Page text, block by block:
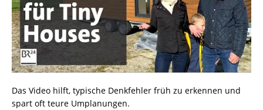
Das Video hilft, typische Denkfehler früh zu erkennen und
spart oft teure Umplanungen.